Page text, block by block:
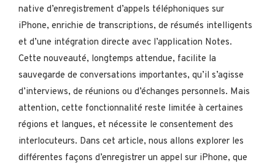
native d’enregistrement d’appels téléphoniques sur
iPhone, enrichie de transcriptions, de résumés intelligents
et d’une intégration directe avec l’application Notes.
Cette nouveauté, longtemps attendue, facilite la
sauvegarde de conversations importantes, qu’il s’agisse
d’interviews, de réunions ou d’échanges personnels. Mais
attention, cette fonctionnalité reste limitée à certaines
régions et langues, et nécessite le consentement des
interlocuteurs. Dans cet article, nous allons explorer les
différentes façons d’enregistrer un appel sur iPhone, que